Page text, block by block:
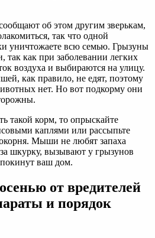
об этом другим зверькам,
так что одной
уничтожаете всю семью. Грызуны
как при заболевании легких
воздуха и выбираются на улицу.
как правило, не едят, поэтому
нет. Но вот подкорму они
такой корм, то опрыскайте
каплями или рассыпьте
Мыши не любят запаха
шкурку, вызывают у грызунов
ваш дом.
от вредителей
и порядок